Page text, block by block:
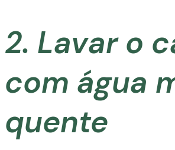
2. Lavar o
com água
quente